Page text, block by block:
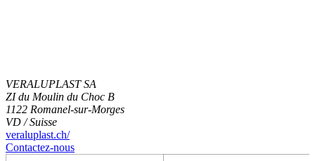
VERALUPLAST SA
ZI du Moulin du Choc B
1122 Romanel-sur-Morges
VD / Suisse
veraluplast.ch/
Contactez-nous